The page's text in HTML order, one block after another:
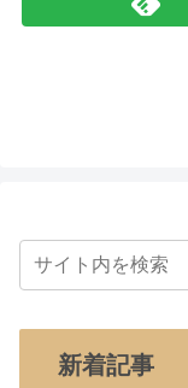
新着記事